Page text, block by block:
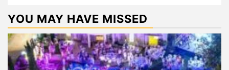
YOU MAY HAVE MISSED